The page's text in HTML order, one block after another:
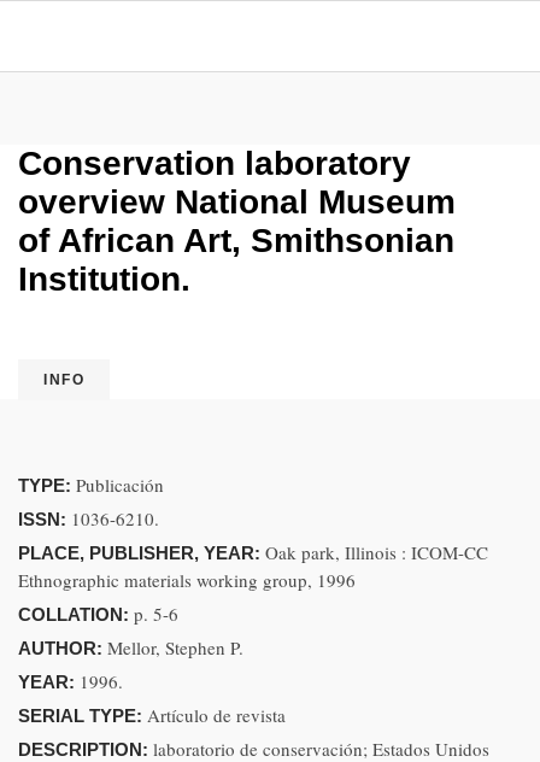
Conservation laboratory
overview National Museum
of African Art, Smithsonian
Institution.
INFO
TYPE: Publicación
ISSN: 1036-6210.
PLACE, PUBLISHER, YEAR: Oak park, Illinois : ICOM-CC
Ethnographic materials working group, 1996
COLLATION: p. 5-6
AUTHOR: Mellor, Stephen P.
YEAR: 1996.
SERIAL TYPE: Artículo de revista
DESCRIPTION: laboratorio de conservación; Estados Unidos